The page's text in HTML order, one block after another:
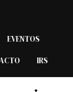
EVENTOS
IRS